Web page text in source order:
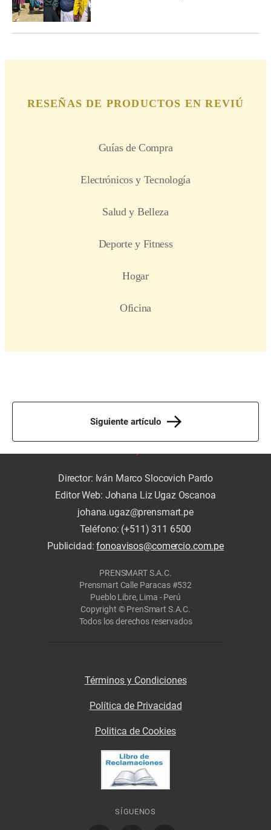
Siguiente artículo
Director: Iván Marco Slocovich Pardo
Editor Web: Johana Liz Ugaz Oscanoa
johana.ugaz@prensmart.pe
Teléfono: (+511) 311 6500
Publicidad:fonoavisos@comercio.com.pe
PRENSMART S.A.C.
Prensmart Calle Paracas #532
Pueblo Libre, Lima - Perú
Copyright © PrenSmart S.A.C.
Todos los derechos reservados
Términos y Condiciones
Política de Privacidad
Politica de Cookies
SÍGUENOS